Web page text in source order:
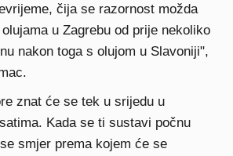
čija se razornost možda
u Zagrebu od prije nekoliko
nakon toga s olujom u Slavoniji",
znat će se tek u srijedu u
Kada se ti sustavi počnu
smjer prema kojem će se